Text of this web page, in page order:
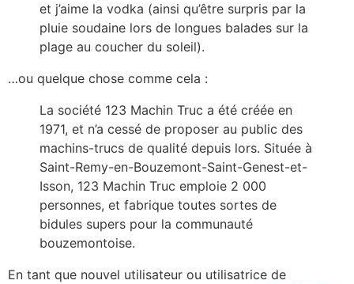
et j’aime la vodka (ainsi qu’être surpris par la
pluie soudaine lors de longues balades sur la
plage au coucher du soleil).
…ou quelque chose comme cela :
La société 123 Machin Truc a été créée en
1971, et n’a cessé de proposer au public des
machins-trucs de qualité depuis lors. Située à
Saint-Remy-en-Bouzemont-Saint-Genest-et-
Isson, 123 Machin Truc emploie 2 000
personnes, et fabrique toutes sortes de
bidules supers pour la communauté
bouzemontoise.
En tant que nouvel utilisateur ou utilisatrice de